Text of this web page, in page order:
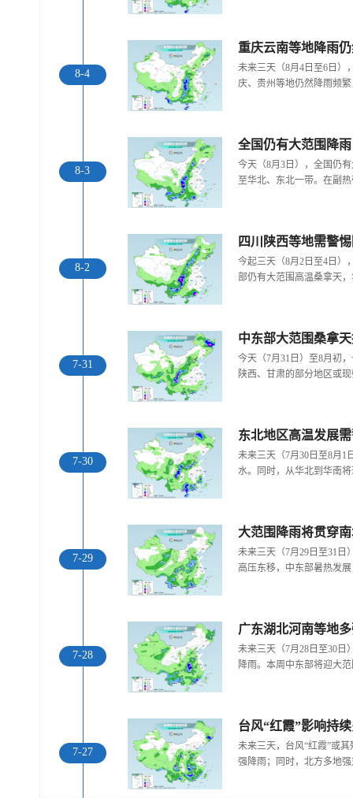
8-4
重庆云南等地降雨
未来三天（8月4日至6日）
庆、贵州等地仍然降雨频
8-3
全国仍有大范围降
今天（8月3日），全国仍
至华北、东北一带。在副
8-2
今起三天（8月2日至4日）
部仍有大范围高温桑拿天
7-31
中东部大范围桑拿
今天（7月31日）至8月初
陕西、甘肃的部分地区或
7-30
东北地区高温发展
未来三天（7月30日至8月1
水。同时，从华北到华南
7-29
大范围降雨将贯穿
未来三天（7月29日至31日
高压东移，中东部暑热发
7-28
广东湖北河南等地
未来三天（7月28日至30日
降雨。本周中东部将迎大
7-27
未来三天，台风“红霞”或
强降雨；同时，北方多地